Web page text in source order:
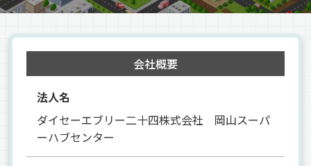
会社概要
法人名
ダイセーエブリー二十四株式会社 岡山スーパ
ーハブセンター